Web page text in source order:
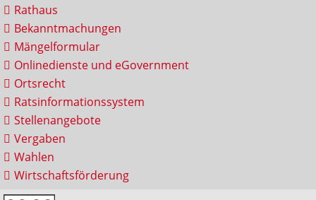
Rathaus
Bekanntmachungen
Mängelformular
Onlinedienste und eGovernment
Ortsrecht
Ratsinformationssystem
Stellenangebote
Vergaben
Wahlen
Wirtschaftsförderung